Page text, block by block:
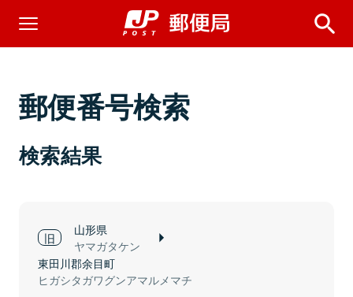
郵便番号検索
検索結果
山形県
ヤマガタケン
東田川郡余目町
ヒガシタガワグンアマルメマチ